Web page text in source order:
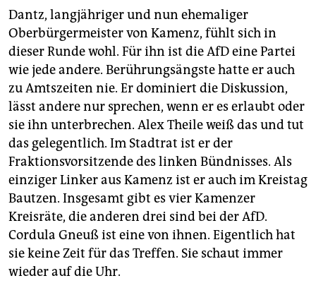
Dantz, langjähriger und nun ehemaliger
Oberbürgermeister von Kamenz, fühlt sich in
dieser Runde wohl. Für ihn ist die AfD eine Partei
wie jede andere. Berührungsängste hatte er auch
zu Amtszeiten nie. Er dominiert die Diskussion,
lässt andere nur sprechen, wenn er es erlaubt oder
sie ihn unterbrechen. Alex Theile weiß das und tut
das gelegentlich. Im Stadtrat ist er der
Fraktionsvorsitzende des linken Bündnisses. Als
einziger Linker aus Kamenz ist er auch im Kreistag
Bautzen. Insgesamt gibt es vier Kamenzer
Kreisräte, die anderen drei sind bei der AfD.
Cordula Gneuß ist eine von ihnen. Eigentlich hat
sie keine Zeit für das Treffen. Sie schaut immer
wieder auf die Uhr.